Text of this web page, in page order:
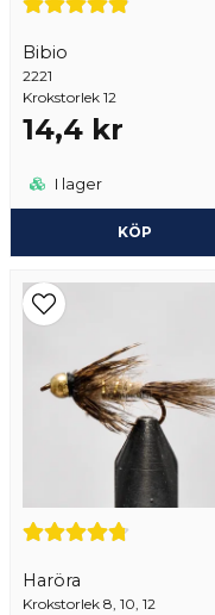
Bibio
2221
Krokstorlek 12
14,4 kr
I lager
KÖP
Haröra
Krokstorlek 8, 10, 12